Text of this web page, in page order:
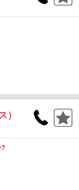
）
?